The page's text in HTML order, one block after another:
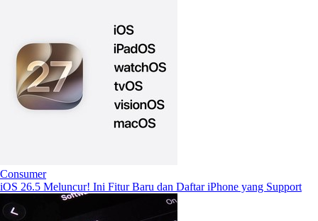
Consumer
iOS 26.5 Meluncur! Ini Fitur Baru dan Daftar iPhone yang Support